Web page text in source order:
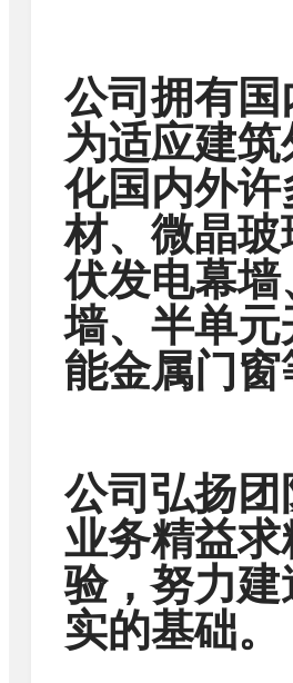
公司拥有
为适应建
化国内外
材、微晶
伏发电幕
墙、半单
能金属门窗
公司弘扬
业务精益
验，努力
实的基础。